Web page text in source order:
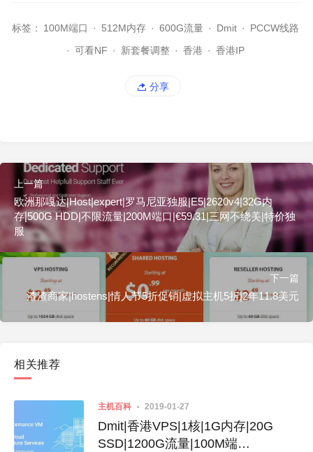
标签： 100M端口 · 512M内存 · 600G流量 · Dmit ·
PCCW线路
· 可看NF · 新套餐调整 · 香港 · 香港IP
分享
上一篇
欧洲那嘎达|Host|expert|罗马尼亚独服|E5|2620v4|32G内
存|500G HDD|不限流量|200M端口|€59.31|三网不绕美|特价独
服
下一篇
渣渣商家|hostens|情人节5折促销|虚拟主机5折|2年11.8美元
相关推荐
主机百科 2019-01-27
Dmit|香港VPS|1核|1G内存|20G
SSD|1200G流量|100M端